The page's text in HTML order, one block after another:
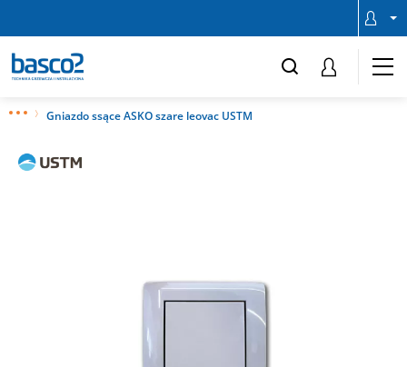
Gniazdo ssące ASKO szare leovac USTM